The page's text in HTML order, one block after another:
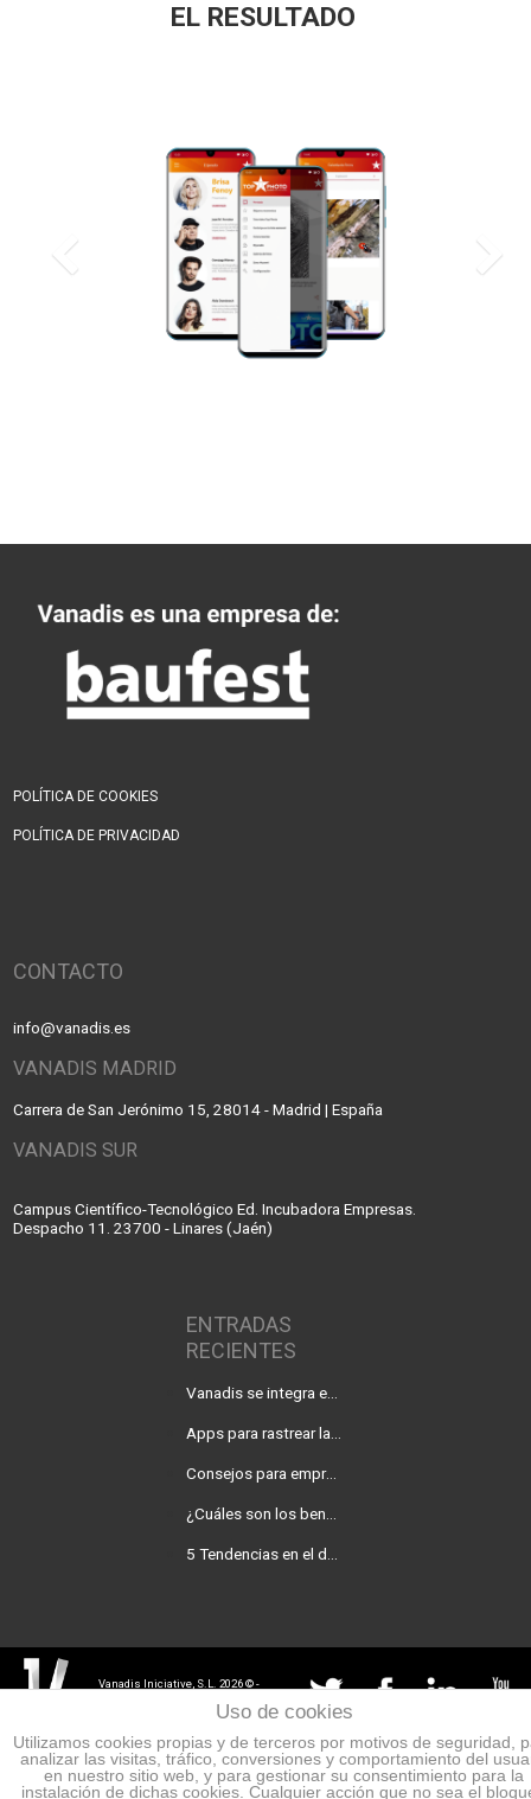
EL RESULTADO
POLÍTICA DE COOKIES
POLÍTICA DE PRIVACIDAD
ENTRADAS
RECIENTES
Consejos para empresas que quieren desarrollar una app
CONTACTO
info@vanadis.es
VANADIS MADRID
Carrera de San Jerónimo 15, 28014 - Madrid | España
VANADIS SUR
Campus Científico-Tecnológico Ed. Incubadora Empresas.
Despacho 11. 23700 - Linares (Jaén)
Vanadis Iniciative, S.L. 2026 © -
Uso de cookies
Utilizamos cookies propias y de terceros por motivos de seguridad,
analizar las visitas, tráfico, conversiones y comportamiento del
en nuestro sitio web, y para gestionar su consentimiento para la
instalación de dichas cookies. Cualquier acción que no sea el